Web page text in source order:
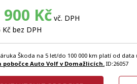
Kč vč. DPH
bez DPH
Škoda na 5 let/do 100 000 km platí od
pobočce Auto Volf v Domažlicích. ID:26057